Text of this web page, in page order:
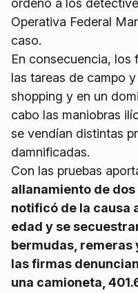
ordenó a los
Operativa Federal
caso.
En consecuencia, los
las tareas de campo
shopping y en un
cabo las maniobras
se vendían distintas
damnificadas.
Con las pruebas
allanamiento de
notificó de la causa
edad y se
bermudas,
las firmas
una camioneta,